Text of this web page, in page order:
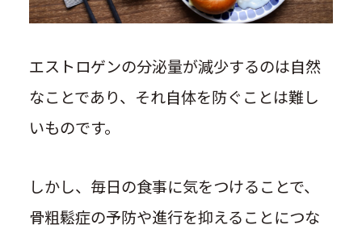
エストロゲンの分泌量が減少するのは自然
なことであり、それ自体を防ぐことは難し
いものです。
しかし、毎日の食事に気をつけることで、
骨粗鬆症の予防や進行を抑えることにつな